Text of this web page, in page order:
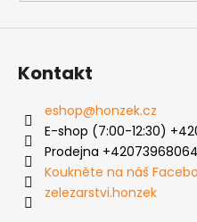
Kontakt
eshop@honzek.cz
E-shop (7:00-12:30)
Prodejna
Koukněte na náš
zelezarstvi.honzek